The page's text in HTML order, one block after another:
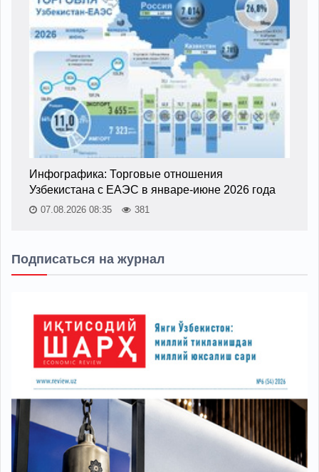
Инфографика: Торговые отношения
Узбекистана с ЕАЭС в январе-июне 2026 года
07.08.2026 08:35 381
Подписаться на журнал